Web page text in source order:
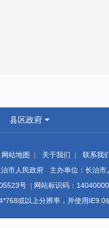
县区政府
网站地图 关于我们
联系我
治市人民政府 主办单位：长治
号
网站标识码：
或以上分辨率，并使用